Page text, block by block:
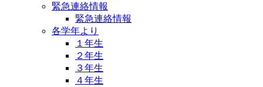
緊急連絡情報
緊急連絡情報
各学年より
１年生
２年生
３年生
４年生